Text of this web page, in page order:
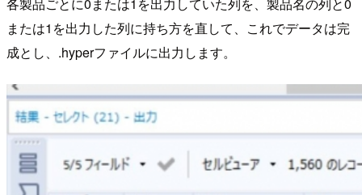
各製品ごとに0または1を出力していた列を、製品名の列と0
または1を出力した列に持ち方を直して、これでデータは完
成とし、.hyperファイルに出力します。